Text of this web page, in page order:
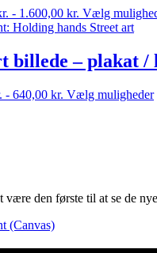
- 1.600,00 kr. Vælg
billede – plakat
- 640,00 kr. Vælg muligheder
være den første til at se de